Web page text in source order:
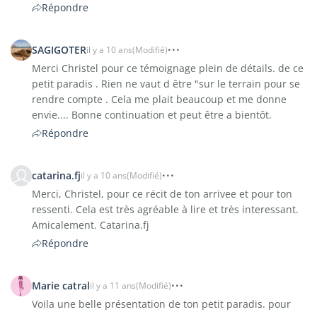
Répondre
SAGIGOTERil y a 10 ans(Modifié)
Merci Christel pour ce témoignage plein de détails. de ce
petit paradis . Rien ne vaut d être "sur le terrain pour se
rendre compte . Cela me plait beaucoup et me donne
envie.... Bonne continuation et peut être a bientôt.
Répondre
catarina.fjil y a 10 ans(Modifié)
Merci, Christel, pour ce récit de ton arrivee et pour ton
ressenti. Cela est très agréable à lire et très interessant.
Amicalement. Catarina.fj
Répondre
Marie catralil y a 11 ans(Modifié)
Voila une belle présentation de ton petit paradis. pour